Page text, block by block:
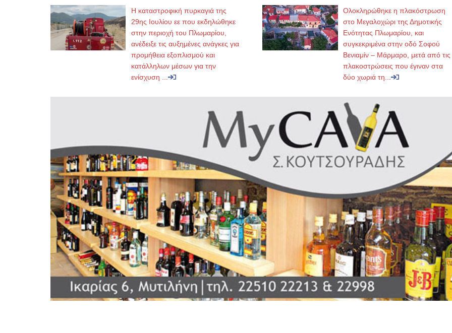
Η καταστροφική πυρκαγιά της
29ης Ιουλίου εε που εκδηλώθηκε
στην περιοχή του Πλωμαρίου,
ανέδειξε τις αυξημένες ανάγκες για
προμήθεια εξοπλισμού και
κατάλληλων μέσων για την
ενίσχυση ...
Ολοκληρώθηκε η πλακόστρωση
στο Μεγαλοχώρι της Δημοτικής
Ενότητας Πλωμαρίου, και
συγκεκριμένα στην οδό Σοφού
Βενιαμίν – Μάρμαρο, μετά από τις
πλακοστρώσεις που έγιναν στα
δύο χωριά τη...